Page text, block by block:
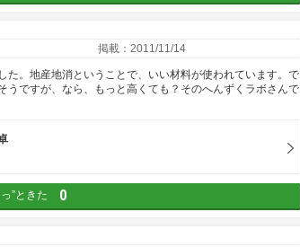
掲載：2011/11/14
。地産地消ということで、いい材料が使われています。で
ですが、なら、もっと高くても？そのへんずくラボさんで
”ときた 0